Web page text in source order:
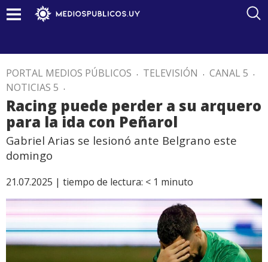
PORTAL MEDIOS PÚBLICOS . TELEVISIÓN . CANAL 5 .
NOTICIAS 5 .
Racing puede perder a su arquero
para la ida con Peñarol
Gabriel Arias se lesionó ante Belgrano este
domingo
21.07.2025 | tiempo de lectura: < 1 minuto